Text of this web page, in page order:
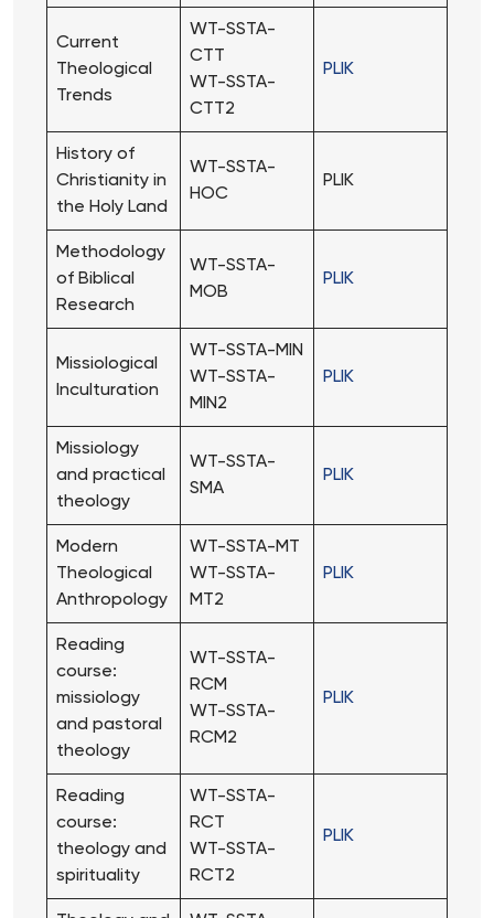
Current
Theological
Trends
WT-SSTA-
CTT
WT-SSTA-
CTT2
PLIK
History of
Christianity in
the Holy Land
WT-SSTA-
HOC
PLIK
Methodology
of Biblical
Research
WT-SSTA-
MOB
PLIK
Missiological
Inculturation
WT-SSTA-MIN
WT-SSTA-
MIN2
PLIK
Missiology
and practical
theology
WT-SSTA-
SMA
PLIK
Modern
Theological
Anthropology
WT-SSTA-MT
WT-SSTA-
MT2
PLIK
Reading
course:
missiology
and pastoral
theology
WT-SSTA-
RCM
WT-SSTA-
RCM2
PLIK
Reading
course:
theology and
spirituality
WT-SSTA-
RCT
WT-SSTA-
RCT2
PLIK